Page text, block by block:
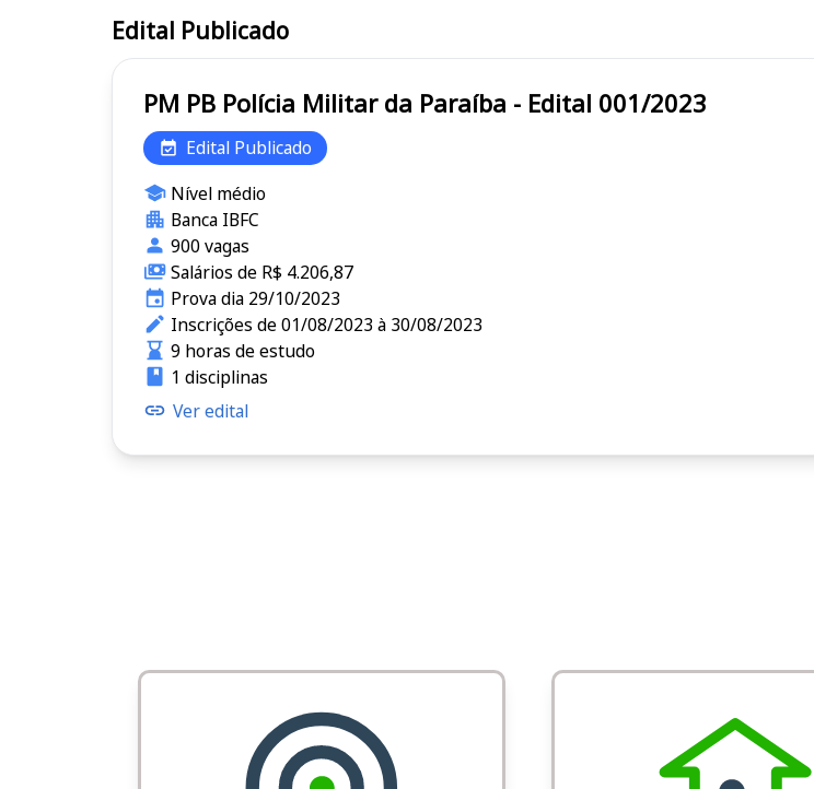
Edital Publicado
PM PB Polícia Militar da Paraíba - Edital 001/2023
Edital Publicado
Nível médio
Banca IBFC
900 vagas
Salários de R$ 4.206,87
Prova dia 29/10/2023
Inscrições de 01/08/2023 à 30/08/2023
9 horas de estudo
1 disciplinas
Ver edital